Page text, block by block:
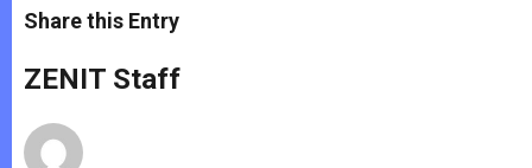
t
s
p
p
s
e
g
e
e
b
o
k
Share this Entry
ZENIT Staff